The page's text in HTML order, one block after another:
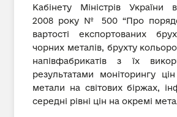
Кабінету Міністрів України
2008 року № 500 “Про
вартості експортованих
чорних металів, брухту
напівфабрикатів з їх
результатами моніторингу
метали на світових біржах,
середні рівні цін на окремі